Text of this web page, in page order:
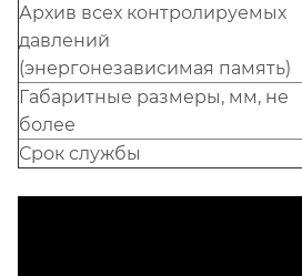
Архив всех контролируемых
давлений
(энергонезависимая память)
Габаритные размеры, мм, не
более
Срок службы